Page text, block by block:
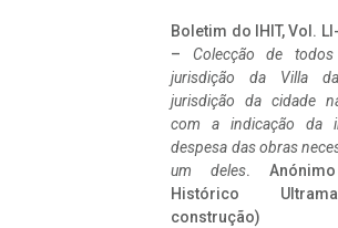
Boletim do IHIT, Vol.
– Colecção de
jurisdição da Villa
jurisdição da cidade
com a indicação da
despesa das obras
um deles.
Histórico
construção)